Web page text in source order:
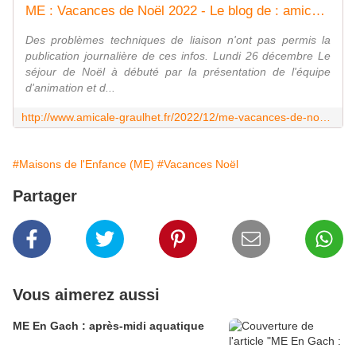
ME : Vacances de Noël 2022 - Le blog de : amicale-graulhet
Des problèmes techniques de liaison n'ont pas permis la
publication journalière de ces infos. Lundi 26 décembre Le
séjour de Noël à débuté par la présentation de l'équipe
d'animation et d...
#Maisons de l'Enfance (ME) #Vacances Noël
Partager
Vous aimerez aussi
ME En Gach : après-midi aquatique